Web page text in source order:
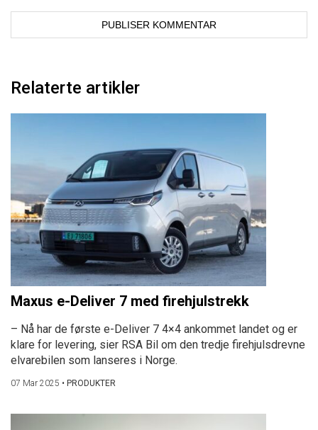
Relaterte artikler
Maxus e-Deliver 7 med firehjulstrekk
– Nå har de første e-Deliver 7 4×4 ankommet landet og er
klare for levering, sier RSA Bil om den tredje firehjulsdrevne
elvarebilen som lanseres i Norge.
07 Mar 2025 • PRODUKTER